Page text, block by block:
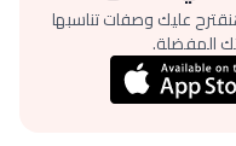
عليك وصفات تناسبها
المفضلة.